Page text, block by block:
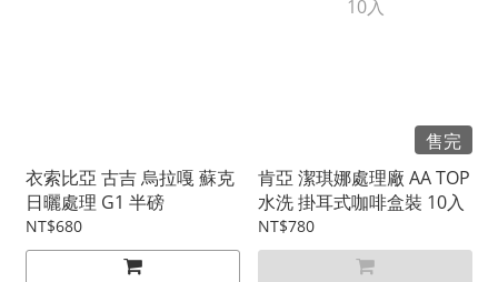
衣索比亞 古吉 烏拉嘎 蘇克
日曬處理 G1 半磅
NT$680
售完
肯亞 潔琪娜處理廠 AA TOP
水洗 掛耳式咖啡盒裝 10入
NT$780